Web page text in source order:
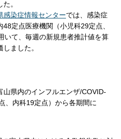
。
感染症情報センターでは、感染症
定点医療機関（小児科29定点、
いて、毎週の新規患者推計値を算
ました。
県内のインフルエンザ/COVID-
、内科19定点）から各期間に